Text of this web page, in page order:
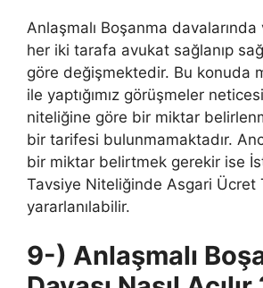
Anlaşmalı Boşanma
her iki tarafa avukat sağlanıp
göre değişmektedir. Bu konuda
ile yaptığımız görüşmeler
niteliğine göre bir miktar
bir tarifesi bulunmamaktadır.
bir miktar belirtmek gerekir ise
Tavsiye Niteliğinde Asgari Ücret
yararlanılabilir.
9-) Anlaşmalı